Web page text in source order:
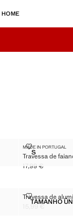
HOME
GRANDE
Tamanhos
STRAVESSA
MADE IN PORTUGAL
Travessa de
TRAVESSA
Preço atual [17,99
17,99 €
Tamanhos
TAMANHO
Travessa de
TRAVESSA DE
15,99 €